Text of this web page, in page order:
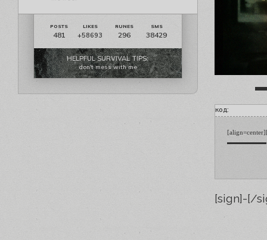
481 +58693 296 38429
HELPFUL SURVIVAL TIPS:
don't mess with me
код:
[sign]-[/